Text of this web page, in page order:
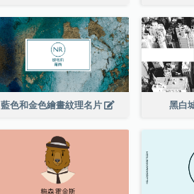
藍色和金色繪畫紋理名片 黑白